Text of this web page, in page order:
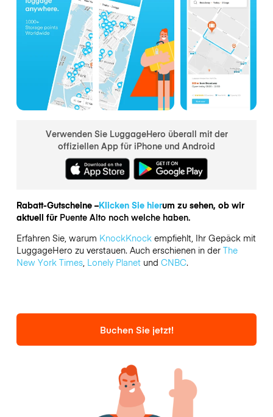
Verwenden Sie LuggageHero überall mit der
offiziellen App für iPhone und Android
Rabatt-Gutscheine –Klicken Sie hierum zu sehen, ob wir
aktuell für Puente Alto noch welche haben.
Erfahren Sie, warum KnockKnockempfiehlt, Ihr Gepäck mit
LuggageHero zu verstauen. Auch erschienen in der The
New York Times, Lonely Planetund CNBC.
Buchen Sie jetzt!